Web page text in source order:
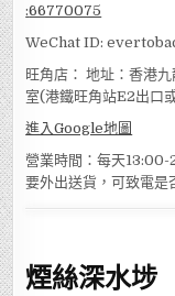
:66770075
WeChat ID:
旺角店： 地址：香港
室(港鐵旺角站E2出口
進入Google地圖
營業時間：每天
要外出送貨，可致電是
煙絲深水埗